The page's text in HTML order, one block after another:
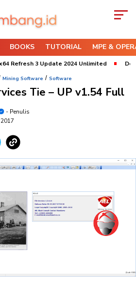
BOOKS TUTORIAL MPE &
3 Update 2024 Unlimited
Mining Software / Software
Tie – UP v1.54 Full
- Penulis